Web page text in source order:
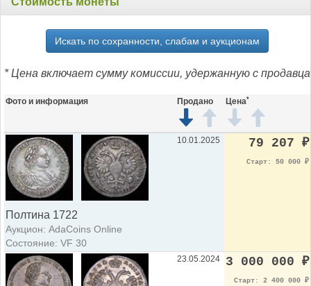
Искать по сохранности, слабам и аукционам
* Цена включает сумму комиссии, удержанную с продавца
Фото и информация Продано Цена*
Полтина 1722
Аукцион: AdaCoins Online
Состояние: VF 30
10.01.2025 79 207 ₽
Старт: 50 000 ₽
23.05.2024 3 000 000 ₽
Старт: 2 400 000 ₽